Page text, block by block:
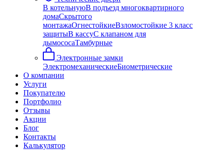
В котельнуюВ подъезд многоквартирного
домаСкрытого
монтажаОгнестойкиеВзломостойкие 3 класс
защитыВ кассуС клапаном для
дымососаТамбурные
Электронные замки
ЭлектромеханическиеБиометрические
О компании
Услуги
Покупателю
Портфолио
Отзывы
Акции
Блог
Контакты
Калькулятор